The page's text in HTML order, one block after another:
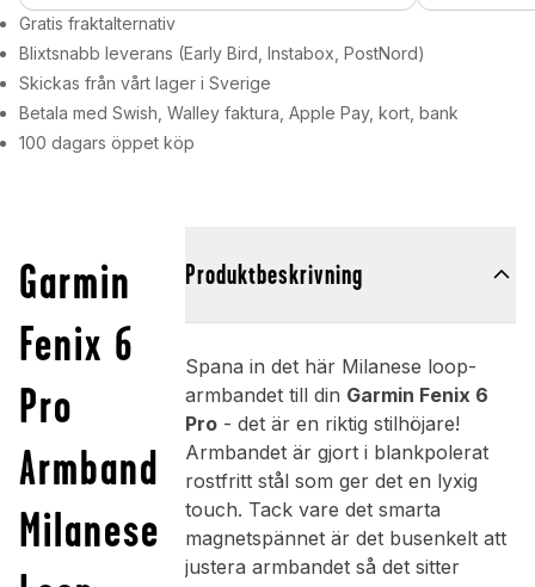
Gratis fraktalternativ
Blixtsnabb leverans (Early Bird, Instabox, PostNord)
Skickas från vårt lager i Sverige
Betala med Swish, Walley faktura, Apple Pay, kort, bank
100 dagars öppet köp
Garmin
Fenix 6
Pro
Armband
Milanese
Produktbeskrivning
Spana in det här Milanese loop-
armbandet till din Garmin Fenix 6
Pro- det är en riktig stilhöjare!
Armbandet är gjort i blankpolerat
rostfritt stål som ger det en lyxig
touch. Tack vare det smarta
magnetspännet är det busenkelt att
justera armbandet så det sitter